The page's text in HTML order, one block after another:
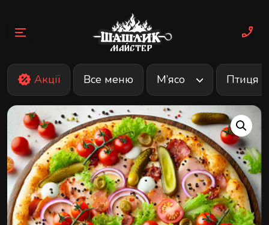
content
Акції Все меню М’ясо Птиця